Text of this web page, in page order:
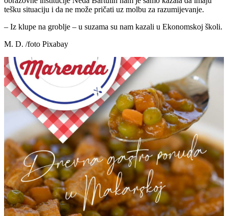
tešku situaciju i da ne može pričati uz molbu za razumijevanje.
– Iz klupe na groblje – u suzama su nam kazali u Ekonomskoj školi.
M. D. /foto Pixabay